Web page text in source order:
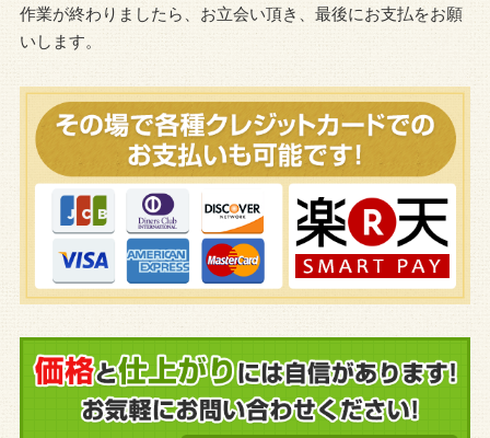
作業が終わりましたら、お立会い頂き、最後にお支払をお願
いします。